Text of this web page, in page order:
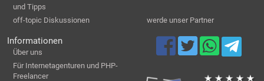
und Tipps
off-topic Diskussionen
werde unser Partner
Informationen
Über uns
Für Internetagenturen und PHP-
Freelancer